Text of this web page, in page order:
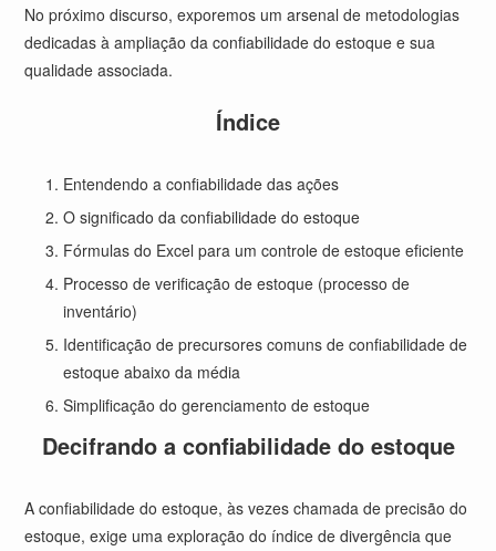
No próximo discurso, exporemos um arsenal de metodologias
dedicadas à ampliação da confiabilidade do estoque e sua
qualidade associada.
Índice
Entendendo a confiabilidade das ações
O significado da confiabilidade do estoque
Fórmulas do Excel para um controle de estoque eficiente
Processo de verificação de estoque (processo de
inventário)
Identificação de precursores comuns de confiabilidade de
estoque abaixo da média
Simplificação do gerenciamento de estoque
Decifrando a confiabilidade do estoque
A confiabilidade do estoque, às vezes chamada de precisão do
estoque, exige uma exploração do índice de divergência que